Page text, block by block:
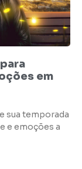
em
sua temporada
e emoções a